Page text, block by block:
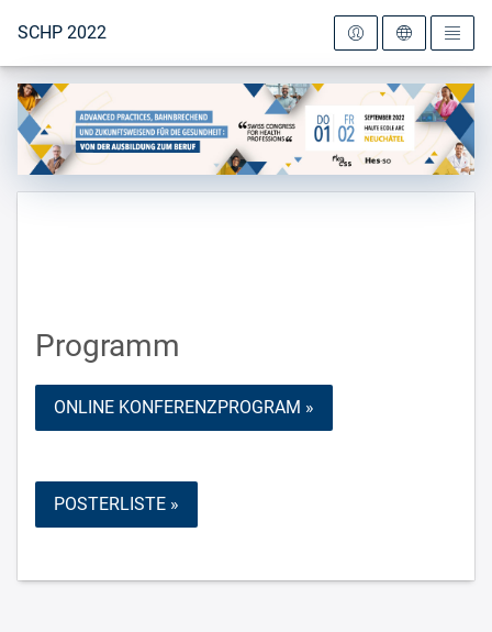
Zur Startseite
SCHP 2022
Programm
ONLINE KONFERENZPROGRAM »
POSTERLISTE »